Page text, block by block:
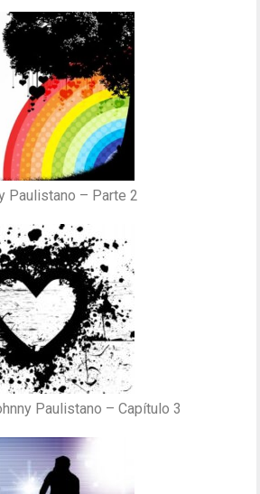
Paulistano – Parte 2
Paulistano – Capítulo 3